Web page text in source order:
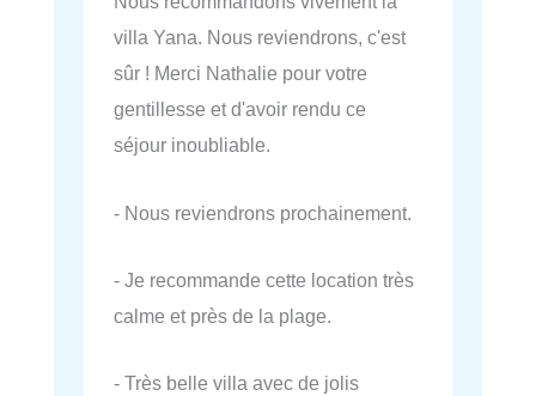
villa Yana. Nous reviendrons, c'est
sûr ! Merci Nathalie pour votre
gentillesse et d'avoir rendu ce
séjour inoubliable.
- Nous reviendrons prochainement.
- Je recommande cette location très
calme et près de la plage.
- Très belle villa avec de jolis